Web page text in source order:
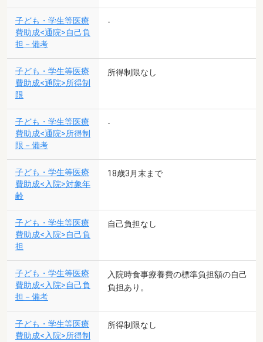
子ども・学生等医療
費助成<通院>自己負
担－備考
-
子ども・学生等医療
費助成<通院>所得制
限
所得制限なし
子ども・学生等医療
費助成<通院>所得制
限－備考
-
子ども・学生等医療
費助成<入院>対象年
齢
18歳3月末まで
子ども・学生等医療
費助成<入院>自己負
担
自己負担なし
子ども・学生等医療
費助成<入院>自己負
担－備考
入院時食事療養費の標準負担額の自己
負担あり。
子ども・学生等医療
費助成<入院>所得制
所得制限なし